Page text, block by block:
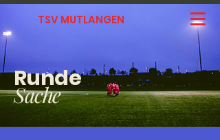
TSV MUTLANGEN
Runde
Sache